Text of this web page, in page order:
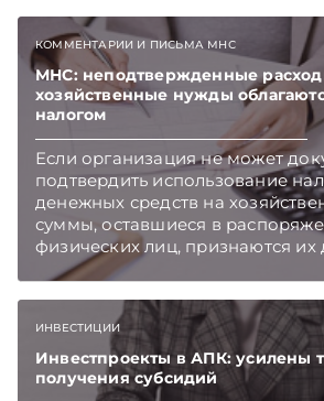
который приходится изучать
Очередные меры по
нормотворчества
постановлении Совмина.
Telegram‑канал и Viber. Главное
Беларуси — раньше, чем в
TelegramViber
КОММЕНТАРИИ И ПИСЬМА МНС
МНС: неподтвержденные
хозяйственные нужды
налогом
Если организация не может
подтвердить использование
денежных средств на
суммы, оставшиеся в
физических лиц, признаются
этом случае организация как
бюджет подоходный налог,
ИНВЕСТИЦИИ
Инвестпроекты в АПК: усилены
получения субсидий